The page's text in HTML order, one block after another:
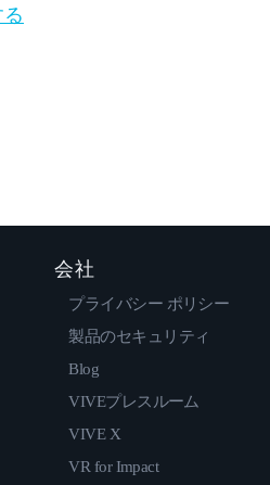
会社
プライバシー ポリシー
製品のセキュリティ
Blog
VIVEプレスルーム
VIVE X
VR for Impact